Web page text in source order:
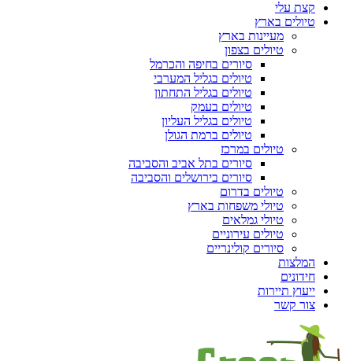
קצת עלי
טיולים בארץ
מעיינות בארץ
טיולים בצפון
סיורים בחיפה והכרמל
טיולים בגליל המערבי
טיולים בגליל התחתון
טיולים בעמק
טיולים בגליל העליון
טיולים ברמת הגולן
טיולים במרכז
סיורים בתל אביב והסביבה
סיורים בירושלים והסביבה
טיולים בדרום
טיולי משפחות בארץ
טיולי גמלאים
טיולים עירוניים
סיורים קולינריים
המלצות
חידונים
ייעוץ תיירות
צור קשר